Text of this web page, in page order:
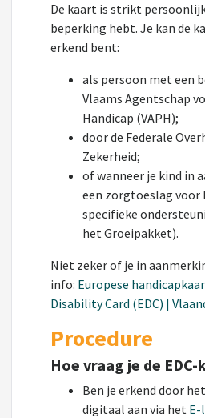
De kaart is strikt
beperking hebt. Je kan de
erkend bent:
als persoon met een
Vlaams Agentschap
Handicap (VAPH);
door de Federale
Zekerheid;
of wanneer je kind in
een zorgtoeslag voor
specifieke
het Groeipakket).
Niet zeker of je in
info: Europese
Disability Card (EDC) |
Procedure
Hoe vraag je de
Ben je erkend door
digitaal aan via het E-